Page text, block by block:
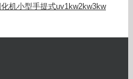
机小型手提式uv1kw2kw3kw